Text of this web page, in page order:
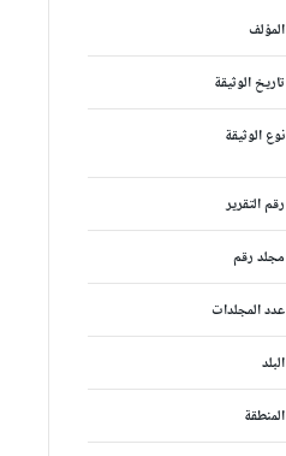
المؤلف
تاريخ الوثيقة
نوع الوثيقة
رقم التقرير
مجلد رقم
عدد المجلدات
البلد
المنطقة